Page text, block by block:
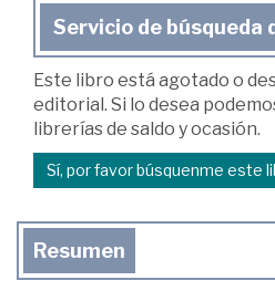
Servicio de búsqueda
Este libro está agotado o
editorial. Si lo desea
librerías de saldo y ocasión.
Sí, por favor búsquenme este
Resumen